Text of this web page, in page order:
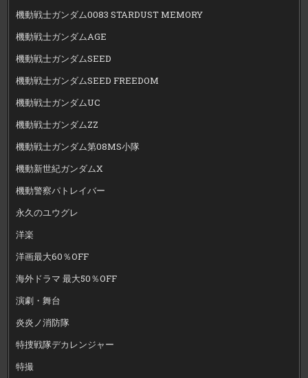
機動戦士ガンダム0083 STARDUST MEMORY
機動戦士ガンダムAGE
機動戦士ガンダムSEED
機動戦士ガンダムSEED FREEDOM
機動戦士ガンダムUC
機動戦士ガンダムZZ
機動戦士ガンダム第08MS小隊
機動新世紀ガンダムX
機動警察パトレイバー
永久のユウグレ
洋楽
洋画最大60％OFF
海外ドラマ 最大50％OFF
演劇・舞台
炎炎ノ消防隊
特捜戦隊デカレンジャー
特撮